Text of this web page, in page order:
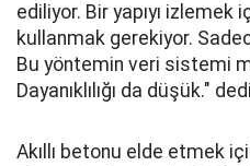
ediliyor. Bir yapıyı izlemek
kullanmak gerekiyor.
Bu yöntemin veri sistemi
Dayanıklılığı da düşük."
Akıllı betonu elde etmek